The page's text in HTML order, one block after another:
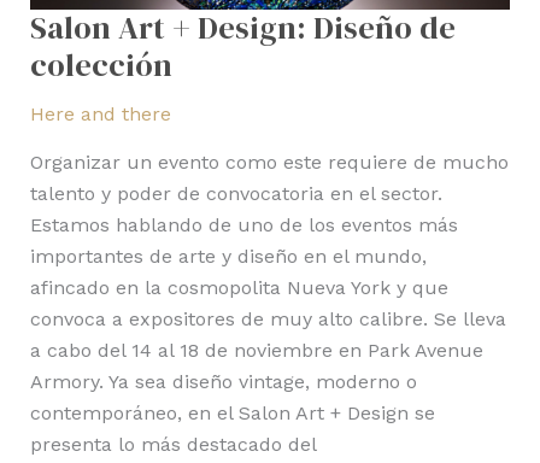
Salon Art + Design: Diseño de
colección
Here and there
Organizar un evento como este requiere de mucho
talento y poder de convocatoria en el sector.
Estamos hablando de uno de los eventos más
importantes de arte y diseño en el mundo,
afincado en la cosmopolita Nueva York y que
convoca a expositores de muy alto calibre. Se lleva
a cabo del 14 al 18 de noviembre en Park Avenue
Armory. Ya sea diseño vintage, moderno o
contemporáneo, en el Salon Art + Design se
presenta lo más destacado del
de
colección